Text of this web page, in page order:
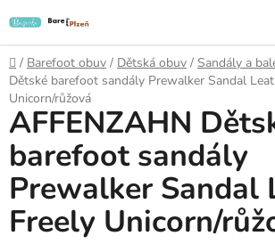
na
obsah
Domů
/ Barefoot obuv / Dětská obuv / Sandály a
Dětské barefoot sandály Prewalker Sandal
Unicorn/růžová
AFFENZAHN
barefoot sandály
Prewalker Sandal
Freely Unicorn/